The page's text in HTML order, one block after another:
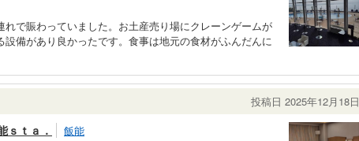
で賑わっていました。お土産売り場にクレーンゲームが
備があり良かったです。食事は地元の食材がふんだんに
投稿日 2025年12月18日
ｓｔａ． 飯能